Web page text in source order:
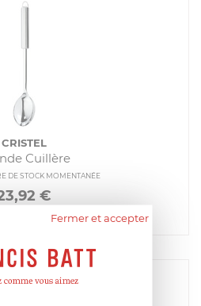
CRISTEL
Cuillère
DE STOCK MOMENTANÉE
€
Comparer
Fermer et accepter